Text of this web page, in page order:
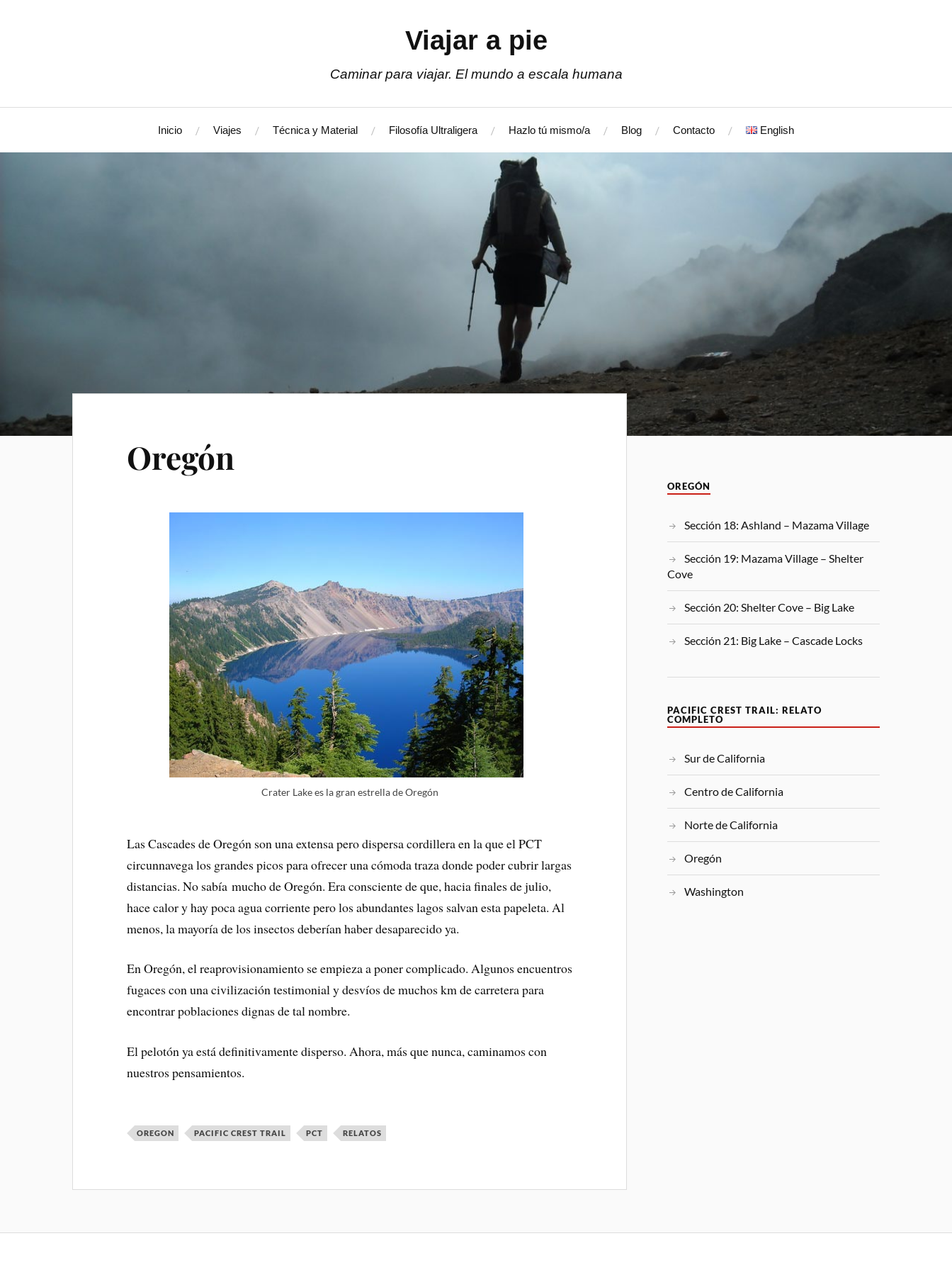
Viajar a pie
Caminar para viajar. El mundo a escala humana
Inicio Viajes Técnica y Material Filosofía Ultraligera Hazlo tú mismo/a Blog Contacto English
Oregón
Crater Lake es la gran estrella de Oregón
Las Cascades de Oregón son una extensa pero dispersa cordillera en la que el PCT
circunnavega los grandes picos para ofrecer una cómoda traza donde poder cubrir largas
distancias. No sabía mucho de Oregón. Era consciente de que, hacia finales de julio,
hace calor y hay poca agua corriente pero los abundantes lagos salvan esta papeleta. Al
menos, la mayoría de los insectos deberían haber desaparecido ya.
En Oregón, el reaprovisionamiento se empieza a poner complicado. Algunos encuentros
fugaces con una civilización testimonial y desvíos de muchos km de carretera para
encontrar poblaciones dignas de tal nombre.
El pelotón ya está definitivamente disperso. Ahora, más que nunca, caminamos con
nuestros pensamientos.
OREGON PACIFIC CREST TRAIL PCT RELATOS
OREGÓN
Sección 18: Ashland – Mazama Village
Sección 19: Mazama Village – Shelter
Cove
Sección 20: Shelter Cove – Big Lake
Sección 21: Big Lake – Cascade Locks
PACIFIC CREST TRAIL: RELATO
COMPLETO
Sur de California
Centro de California
Norte de California
Oregón
Washington